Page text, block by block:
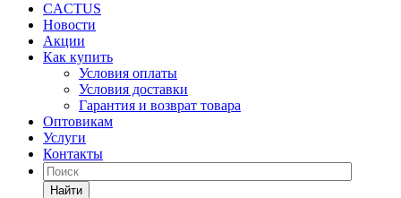
CACTUS
Новости
Акции
Как купить
Условия оплаты
Условия доставки
Гарантия и возврат товара
Оптовикам
Услуги
Контакты
Найти